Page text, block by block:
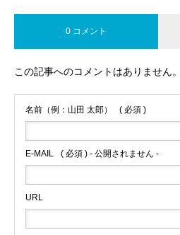
0 コメント
この記事へのコメントはありません。
名前（例：山田 太郎） ( 必須 )
E-MAIL ( 必須 ) - 公開されません -
URL